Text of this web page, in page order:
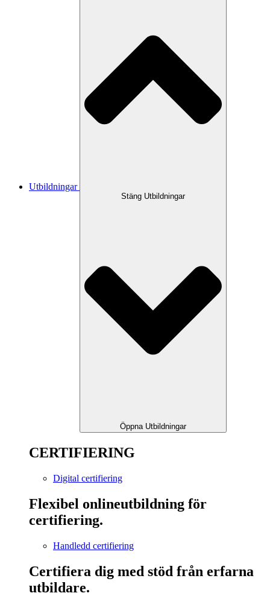
Utbildningar
Stäng Utbildningar
Öppna Utbildningar
CERTIFIERING
Digital certifiering
Flexibel onlineutbildning för
certifiering.
Handledd certifiering
Certifiera dig med stöd från erfarna
utbildare.